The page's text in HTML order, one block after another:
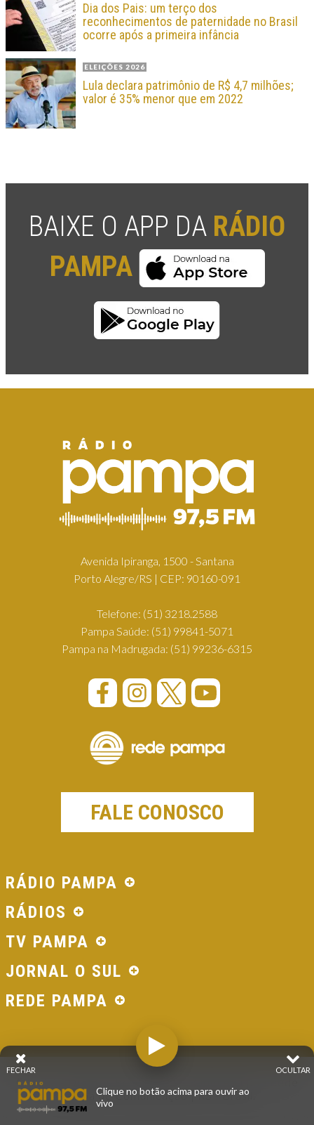
Dia dos Pais: um terço dos
reconhecimentos de paternidade no Brasil
ocorre após a primeira infância
ELEIÇÕES 2026
Lula declara patrimônio de R$ 4,7 milhões;
valor é 35% menor que em 2022
BAIXE O APP DA RÁDIO
PAMPA
Avenida Ipiranga, 1500 - Santana
Porto Alegre/RS | CEP: 90160-091
Telefone: (51) 3218.2588
Pampa Saúde: (51) 99841-5071
Pampa na Madrugada: (51) 99236-6315
FALE CONOSCO
RÁDIO PAMPA
RÁDIOS
TV PAMPA
JORNAL O SUL
REDE PAMPA
© 2026 - Direitos Reservados - Rádio Pampa - Rede
Pampa de Comunicação | RS - Brasil.
OCULTAR
FECHAR
Clique no botão acima para ouvir ao
vivo